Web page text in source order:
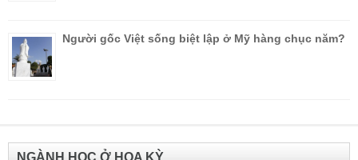
Người gốc Việt sống biệt lập ở Mỹ hàng chục năm?
NGÀNH HỌC Ở HOA KỲ